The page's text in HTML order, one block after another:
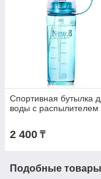
Спортивная бутылка
воды с распылителем
2 400 ₸
Подобные